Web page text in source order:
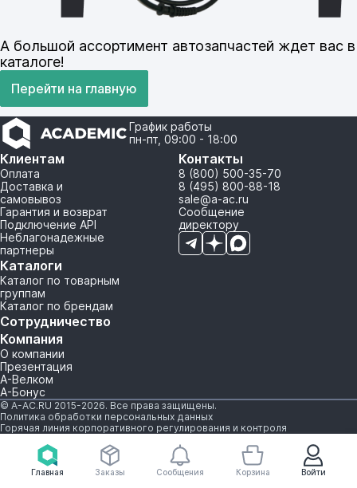
Главная Войти
Заказы Сообщения Корзина
А большой ассортимент автозапчастей ждет вас в
каталоге!
Перейти на главную
График работы
пн-пт, 09:00 - 18:00
Клиентам
Оплата
Доставка и
самовывоз
Гарантия и возврат
Подключение API
Неблагонадежные
партнеры
Каталоги
Каталог по товарным
группам
Каталог по брендам
Сотрудничество
Компания
О компании
Презентация
А-Велком
А-Бонус
Контакты
8 (800) 500-35-70
8 (495) 800-88-18
sale@a-ac.ru
Сообщение
директору
© A-AC.RU 2015-2026. Все права защищены.
Политика обработки персональных данных
Горячая линия корпоративного регулирования и контроля